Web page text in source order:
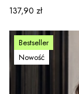
Cena
137,90 zł
Bestseller
Nowość